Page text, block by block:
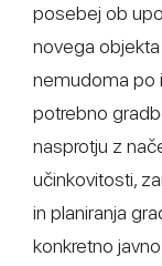
posebej ob
novega
nemudoma po
potrebno
nasprotju z
učinkovitosti,
in planiranja
konkretno